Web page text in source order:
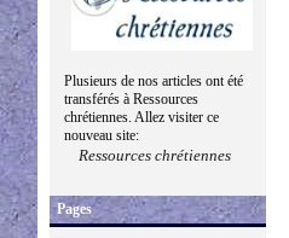
Plusieurs de nos articles ont été
transférés à Ressources
chrétiennes. Allez visiter ce
nouveau site:
Ressources chrétiennes
Pages